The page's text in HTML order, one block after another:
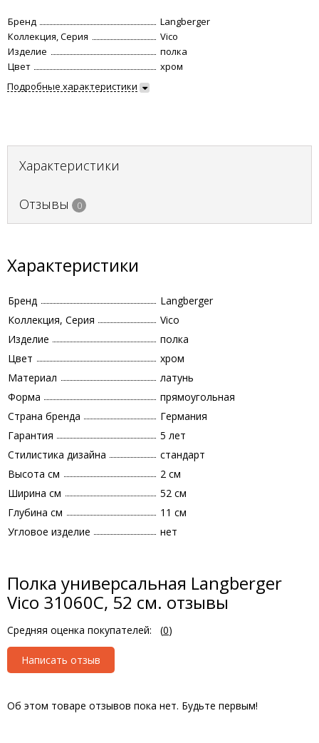
Бренд
Langberger
Коллекция, Серия
Vico
Изделие
полка
Цвет
хром
Подробные характеристики
Характеристики
Отзывы 0
Характеристики
Бренд
Langberger
Коллекция, Серия
Vico
Изделие
полка
Цвет
хром
Материал
латунь
Форма
прямоугольная
Страна бренда
Германия
Гарантия
5 лет
Стилистика дизайна
стандарт
Высота см
2 см
Ширина см
52 см
Глубина см
11 см
Угловое изделие
нет
Полка универсальная Langberger
Vico 31060C, 52 см. отзывы
Средняя оценка покупателей: (0)
Написать отзыв
Об этом товаре отзывов пока нет. Будьте первым!